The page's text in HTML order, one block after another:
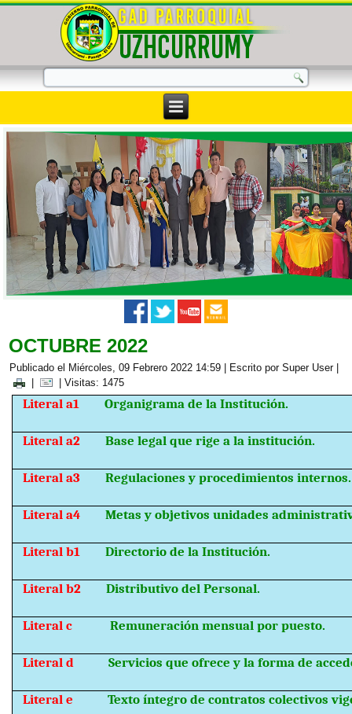
OCTUBRE 2022
Publicado el Miércoles, 09 Febrero 2022 14:59 Escrito por Super User|
| Visitas: 1475
Literal a1 Organigrama de la Institución.
Literal a2 Base legal que rige a la institución.
Literal a3 Regulaciones y procedimientos internos.
Literal a4 Metas y objetivos unidades
Literal b1 Directorio de la Institución.
Literal b2 Distributivo del Personal.
Literal c Remuneración mensual por puesto.
Literal d Servicios que ofrece y la forma de
Literal e Texto íntegro de contratos colectivos